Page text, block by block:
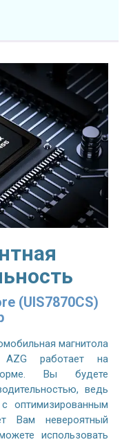
(UIS7870CS)
магнитола
работает на
Вы будете
ведь
оптимизированным
Вам невероятный
использовать